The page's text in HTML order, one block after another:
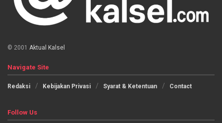
© 2001 Aktual Kalsel
Navigate Site
Redaksi Kebijakan Privasi Syarat & Ketentuan Contact
Follow Us